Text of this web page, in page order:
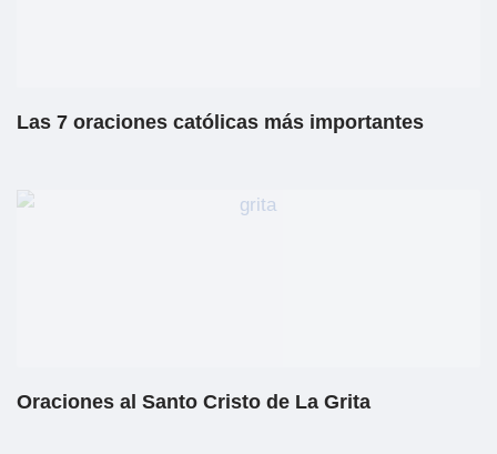
Las 7 oraciones católicas más importantes
Oraciones al Santo Cristo de La Grita